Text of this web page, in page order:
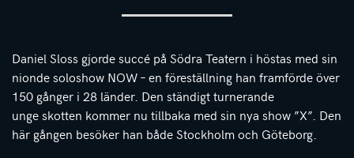
Daniel Sloss gjorde succé på Södra Teatern i höstas med sin
nionde soloshow NOW – en föreställning han framförde över
150 gånger i 28 länder. Den ständigt turnerande
unge skotten kommer nu tillbaka med sin nya show ”X”. Den
här gången besöker han både Stockholm och Göteborg.